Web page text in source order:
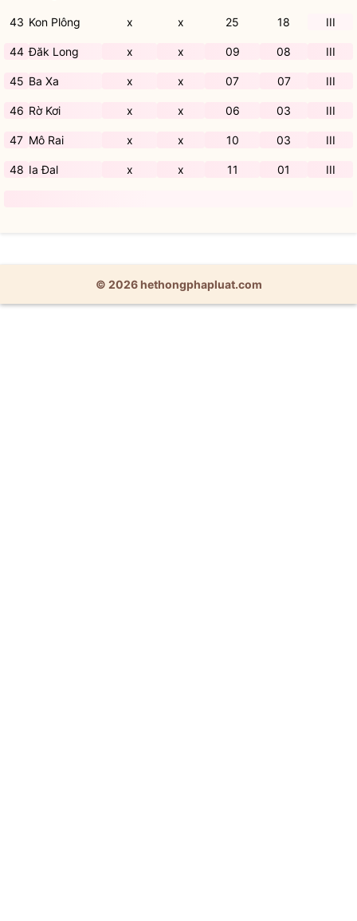
43 Kon Plông x x 25 18 III
44 Đăk Long x x 09 08 III
45 Ba Xa x x 07 07 III
46 Rờ Kơi x x 06 03 III
47 Mô Rai x x 10 03 III
48 Ia Đal x x 11 01 III
© 2026 hethongphapluat.com